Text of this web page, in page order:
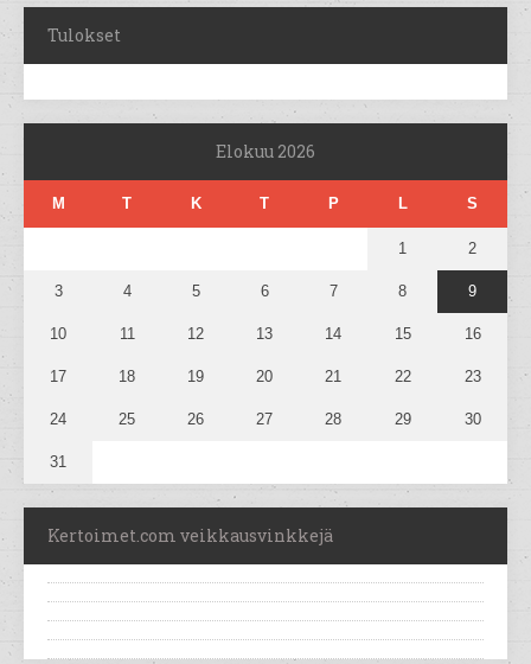
Tulokset
Elokuu 2026
M T K T P L S
1 2
3 4 5 6 7 8 9
10 11 12 13 14 15 16
17 18 19 20 21 22 23
24 25 26 27 28 29 30
31
Kertoimet.com veikkausvinkkejä